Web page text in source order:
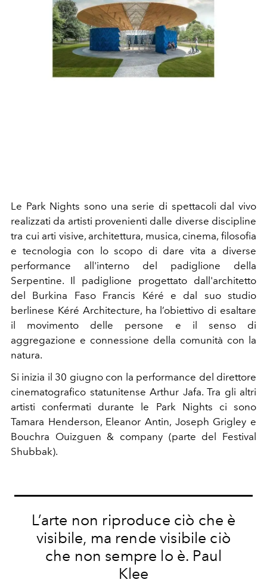
Le Park Nights sono una serie di spettacoli dal vivo
realizzati da artisti provenienti dalle diverse discipline
tra cui arti visive, architettura, musica, cinema, filosofia
e tecnologia con lo scopo di dare vita a diverse
performance all'interno del padiglione della
Serpentine. Il padiglione progettato dall'architetto
del Burkina Faso Francis Kéré e dal suo studio
berlinese Kéré Architecture, ha l’obiettivo di esaltare
il movimento delle persone e il senso di
aggregazione e connessione della comunità con la
natura.
Si inizia il 30 giugno con la performance del direttore
cinematografico statunitense Arthur Jafa. Tra gli altri
artisti confermati durante le Park Nights ci sono
Tamara Henderson, Eleanor Antin, Joseph Grigley e
Bouchra Ouizguen & company (parte del Festival
Shubbak).
L’arte non riproduce ciò che è
visibile, ma rende visibile ciò
che non sempre lo è. Paul
Klee